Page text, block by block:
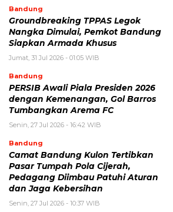
Bandung
Groundbreaking TPPAS Legok
Nangka Dimulai, Pemkot Bandung
Siapkan Armada Khusus
Jumat, 31 Jul 2026 - 01:05 WIB
Bandung
PERSIB Awali Piala Presiden 2026
dengan Kemenangan, Gol Barros
Tumbangkan Arema FC
Senin, 27 Jul 2026 - 16:42 WIB
Bandung
Camat Bandung Kulon Tertibkan
Pasar Tumpah Pola Cijerah,
Pedagang Diimbau Patuhi Aturan
dan Jaga Kebersihan
Senin, 27 Jul 2026 - 10:37 WIB